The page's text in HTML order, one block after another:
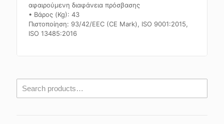
αφαιρούμενη διαφάνεια πρόσβασης
• Βάρος (Kg): 43
Πιστοποίηση: 93/42/EEC (CE Mark), ISO 9001:2015,
ISO 13485:2016